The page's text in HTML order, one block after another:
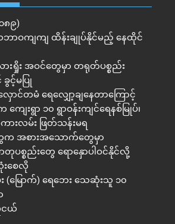
၉)
ာဝကျကျ ထိန်းချုပ်နိုင်မည့် နေထိုင်
း အဝင်တွေမှာ တရုတ်ပစ္စည်း
င့်မပြု
ာင်တမံ ရေလျှော့ချနေတာကြောင့်
ကျေးရွာ ၁၀ ရွာဝန်းကျင်ရေနစ်မြုပ်၊
ားလမ်း ဖြတ်သန်းမရ
က အစားအသောက်တွေမှာ
ပစ္စည်းတွေ ရောနှောပါဝင်နိုင်လို့
းစေလို
(မြောက်) ရေဘေး သေဆုံးသူ ၁၀
ငယ်